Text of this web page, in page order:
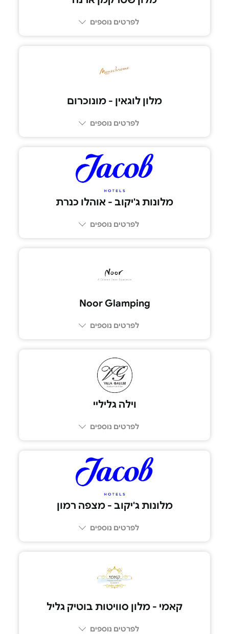
לפרטים נוספים
מלון לוגאין - מונוכרום
לפרטים נוספים
מלונות ג'יקוב - אוהלו כנרת
לפרטים נוספים
Noor Glamping
לפרטים נוספים
וילה גליליי
לפרטים נוספים
04-699-9563
מלונות ג'יקוב - מצפה רמון
לפרטים נוספים
קאמי - מלון סוויטות בוטיק גליל
לפרטים נוספים